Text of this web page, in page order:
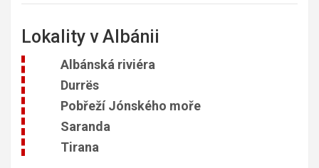
Lokality v Albánii
Albánská riviéra
Durrës
Pobřeží Jónského moře
Saranda
Tirana